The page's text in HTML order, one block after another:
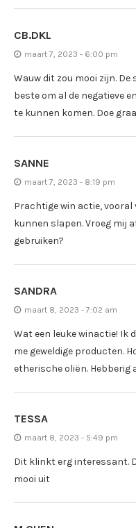
CB.DKL
maart 7, 2023 - 6:00 pm
Wauw dit zou mooi zijn.
beste om al de negatieve
te kunnen komen. Doe
SANNE
maart 7, 2023 - 8:19 pm
Prachtige win actie, vooral
kunnen slapen. Vroeg mij
gebruiken?
SANDRA
maart 8, 2023 - 7:02 am
Wat een leuke winactie! Ik
me geweldige producten.
etherische oliën. Hebberig
TESSA
maart 8, 2023 - 5:49 pm
Dit klinkt erg interessant.
mooi uit